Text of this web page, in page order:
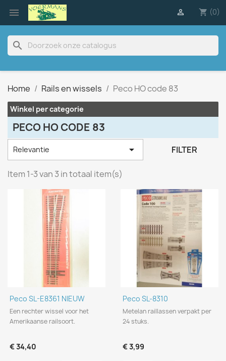
 shopping_cart (0)

search
Home Rails en wissels Peco HO code 83
Winkel per categorie
PECO HO CODE 83
Relevantie  FILTER
Item 1-3 van 3 in totaal item(s)
Peco SL-E8361 NIEUW
Een rechter wissel voor het
Amerikaanse railsoort.
€ 34,40
Peco SL-8310
Metelan raillassen verpakt per
24 stuks.
€ 3,99